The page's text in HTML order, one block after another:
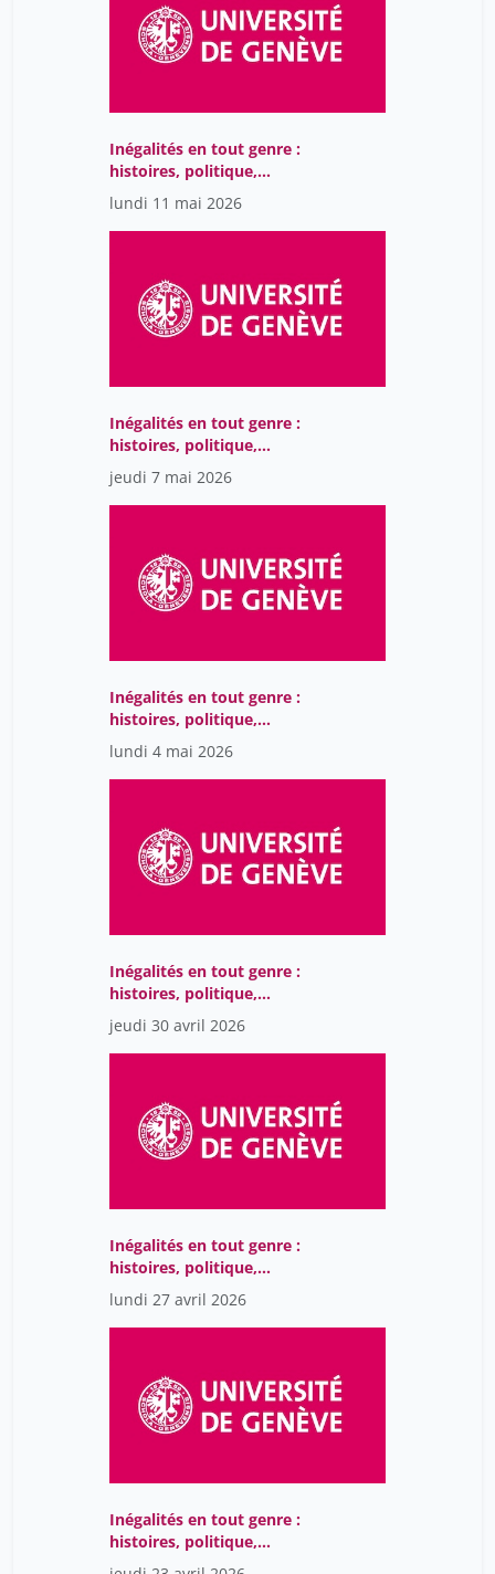
Inégalités en tout genre :
histoires, politique,
société
lundi 11 mai 2026
Inégalités en tout genre :
histoires, politique,
société
jeudi 7 mai 2026
Inégalités en tout genre :
histoires, politique,
société
lundi 4 mai 2026
Inégalités en tout genre :
histoires, politique,
société
jeudi 30 avril 2026
Inégalités en tout genre :
histoires, politique,
société
lundi 27 avril 2026
Inégalités en tout genre :
histoires, politique,
société